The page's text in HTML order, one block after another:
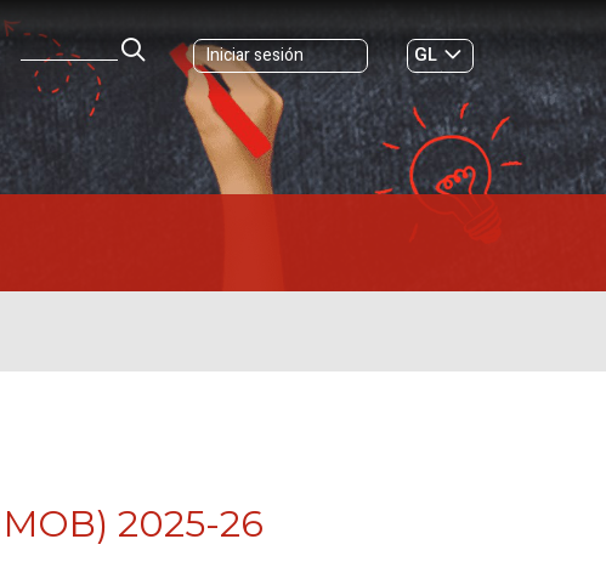
Iniciar sesión
GL
ES|
2025-26